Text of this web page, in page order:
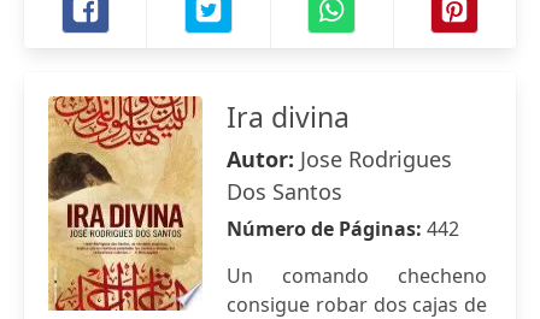
Ira divina
Autor: Jose Rodrigues
Dos Santos
Número de Páginas: 442
Un comando checheno
consigue robar dos cajas de